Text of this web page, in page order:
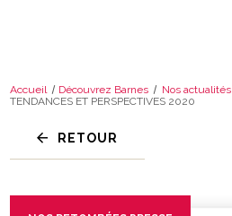
Accueil Découvrez Barnes Nos actualités
TENDANCES ET PERSPECTIVES 2020
RETOUR